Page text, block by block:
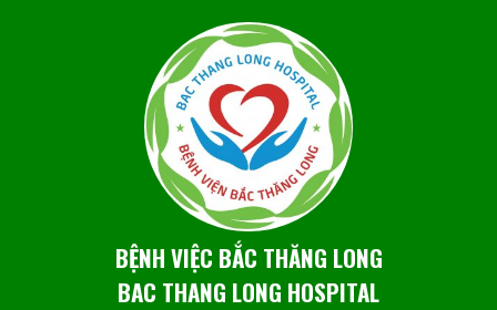
BỆNH VIỆC BẮC THĂNG LONG
BAC THANG LONG HOSPITAL